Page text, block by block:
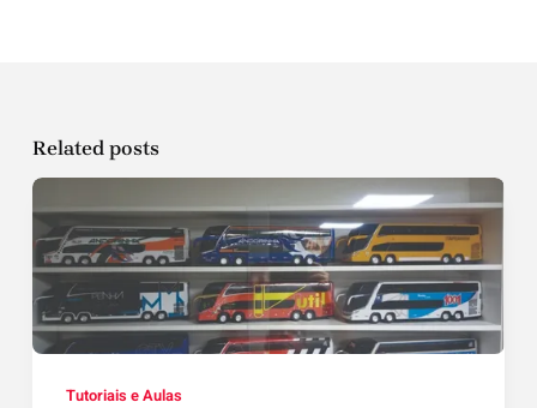
Related posts
Tutoriais e Aulas